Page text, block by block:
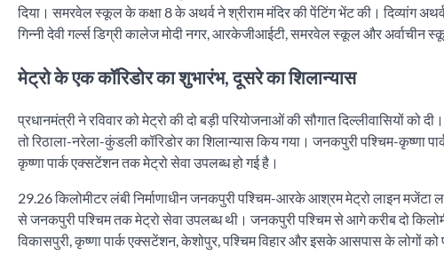
दिया। समरवेल स्कूल के कक्षा 8 के अथर्व ने श्रीराम मंदिर की पेंटिंग भेंट की। दिव्यांग
गिन्नी देवी गर्ल्स डिग्री कालेज मोदी नगर, आरकेजीआईटी, समरवेल स्कूल और अर्वाचीन
मेट्रो के एक कॉरिडोर का शुभारंभ, दूसरे का शिलान्यास
प्रधानमंत्री ने रविवार को मेट्रो की दो बड़ी परियोजनाओं की सौगात दिल्लीवासियों
तो रिठाला-नरेला-कुंडली कॉरिडोर का शिलान्यास किय गया। जनकपुरी पश्चिम-कृष्णा
कृष्णा पार्क एक्सटेंशन तक मेट्रो सेवा उपलब्ध हो गई है।
29.26 किलोमीटर लंबी निर्माणाधीन जनकपुरी पश्चिम-आरके आश्रम मेट्रो लाइन मजेंटा
से जनकपुरी पश्चिम तक मेट्रो सेवा उपलब्ध थी। जनकपुरी पश्चिम से आगे करीब दो
विकासपुरी, कृष्णा पार्क एक्सटेंशन, केशोपुर, पश्चिम विहार और इसके आसपास के लोगों को